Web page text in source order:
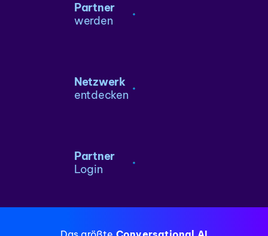
Partner
werden
Netzwerk
entdecken
Partner
Login